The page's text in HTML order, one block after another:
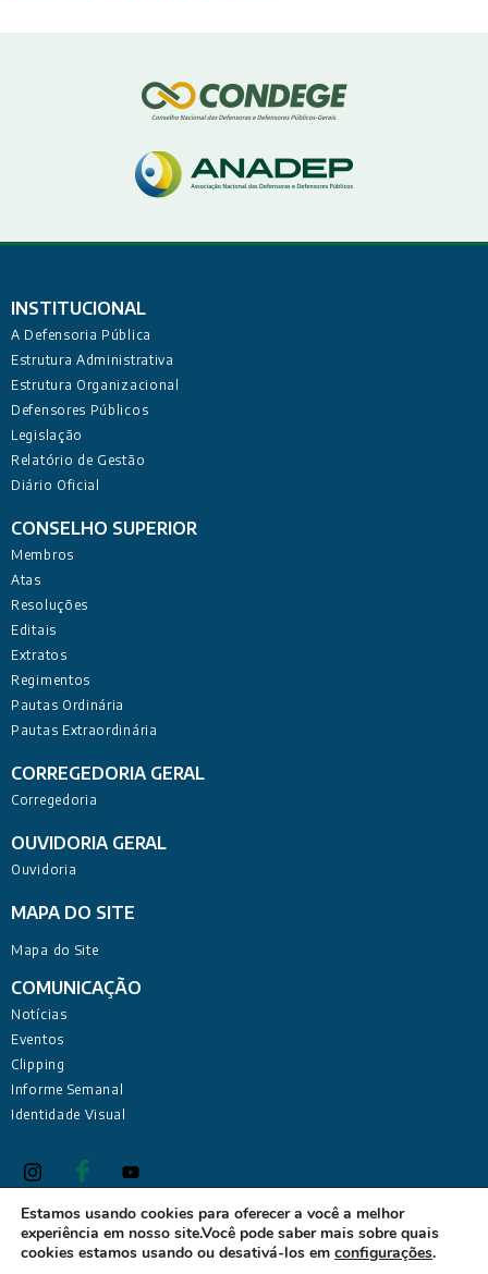
INSTITUCIONAL
A Defensoria Pública
Estrutura Administrativa
Estrutura Organizacional
Defensores Públicos
Legislação
Relatório de Gestão
Diário Oficial
CONSELHO SUPERIOR
Membros
Atas
Resoluções
Editais
Extratos
Regimentos
Pautas Ordinária
Pautas Extraordinária
CORREGEDORIA GERAL
Corregedoria
OUVIDORIA GERAL
Ouvidoria
MAPA DO SITE
Mapa do Site
COMUNICAÇÃO
Notícias
Eventos
Clipping
Informe Semanal
Identidade Visual
Defensoria Pública do Estado da Paraíba Sede Administrativa:
Rua Deputado Barreto Sobrinho, 168 - Tambiá, João Pessoa -
Estamos usando cookies para oferecer a você a melhor
experiência em nosso site.Você pode saber mais sobre quais
cookies estamos usando ou desativá-los em configurações.